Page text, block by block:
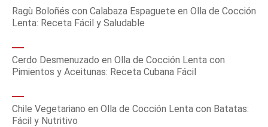
Ragù Boloñés con Calabaza Espaguete en Olla de Cocción
Lenta: Receta Fácil y Saludable
Cerdo Desmenuzado en Olla de Cocción Lenta con
Pimientos y Aceitunas: Receta Cubana Fácil
Chile Vegetariano en Olla de Cocción Lenta con Batatas:
Fácil y Nutritivo